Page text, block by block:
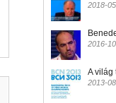
2018-
2016-
A világ
2013-